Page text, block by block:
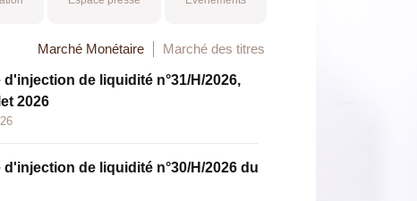
Marché Monétaire Marché des titres
de liquidité n°31/H/2026,
2026
de liquidité n°30/H/2026 du